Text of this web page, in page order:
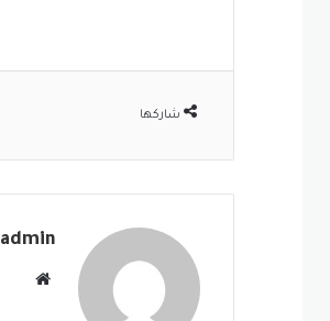
شاركها
admin